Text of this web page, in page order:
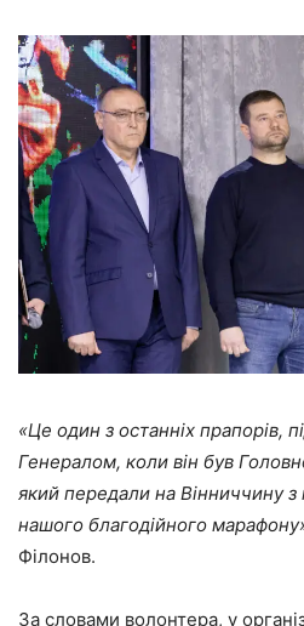
«Це один з останніх прапорів,
Генералом, коли він був
який передали на Вінниччину
нашого благодійного
Філонов.
За словами волонтера, у